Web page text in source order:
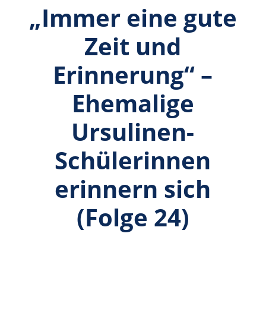
„Immer eine gute
Zeit und
Erinnerung“ –
Ehemalige
Ursulinen-
Schülerinnen
erinnern sich
(Folge 24)